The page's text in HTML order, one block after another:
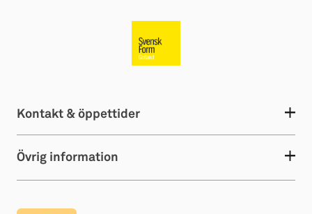
Kontakt & öppettider
Övrig information